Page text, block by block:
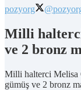
pozyorg
Milli halterci
ve 2 bronz
Milli halterci Melisa
gümüş ve 2 bronz